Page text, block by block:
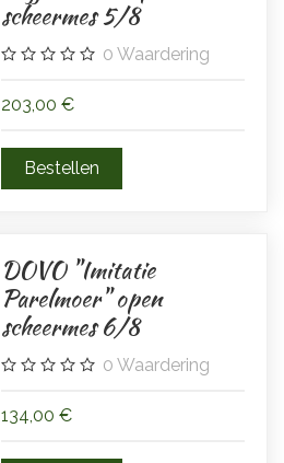
scheermes 5/8
0 Waardering
203,00 €
DOVO "Imitatie
Parelmoer" open
scheermes 6/8
0 Waardering
134,00 €